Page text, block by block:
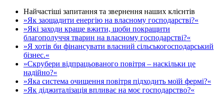
Найчастіші запитання та звернення наших клієнтів
»Як заощадити енергію на власному господарстві?«
»Які заходи краще вжити, щоби покращити
благополуччя тварин на власному господарстві?«
»Я хотів би фінансувати власний сільськогосподарський
бізнес.«
»Скрубери відпрацьованого повітря – наскільки це
надійно?«
»Яка система очищення повітря підходить моїй фермі?«
»Як діджиталізація впливає на моє господарство?«